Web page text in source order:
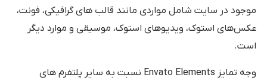
موجود در سایت شامل مواردی مانند قالب های گرافیکی، فونت،
عکس‌های استوک، ویدیوهای استوک، موسیقی و موارد دیگر
است.
وجه تمایز Envato Elements نسبت به سایر پلتفرم های